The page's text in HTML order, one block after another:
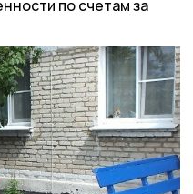
по счетам за